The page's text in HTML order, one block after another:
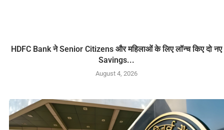
HDFC Bank ने Senior Citizens और महिलाओं के लिए लॉन्च किए दो नए
Savings...
August 4, 2026